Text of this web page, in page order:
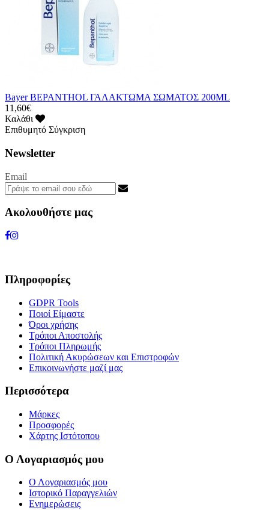
Bayer BEPANTHOL ΓΑΛΑΚΤΩΜΑ ΣΩΜΑΤΟΣ 200ML
11,60€
Καλάθι
Επιθυμητό Σύγκριση
Newsletter
Email
Ακολουθήστε μας
Πληροφορίες
GDPR Tools
Ποιοί Είμαστε
Όροι χρήσης
Τρόποι Αποστολής
Τρόποι Πληρωμής
Πολιτική Ακυρώσεων και Επιστροφών
Επικοινωνήστε μαζί μας
Περισσότερα
Μάρκες
Προσφορές
Χάρτης Ιστότοπου
Ο Λογαριασμός μου
Ο Λογαριασμός μου
Ιστορικό Παραγγελιών
Ενημερώσεις